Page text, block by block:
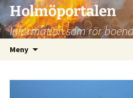
Hoppa
till
innehåll
Holmöportalen
Information som rör
Meny